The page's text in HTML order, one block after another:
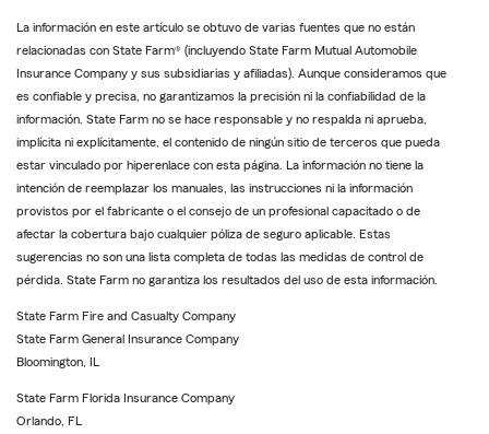
La información en este artículo se obtuvo de varias fuentes que no están
relacionadas con State Farm® (incluyendo State Farm Mutual Automobile
Insurance Company y sus subsidiarias y afiliadas). Aunque consideramos que
es confiable y precisa, no garantizamos la precisión ni la confiabilidad de la
información. State Farm no se hace responsable y no respalda ni aprueba,
implícita ni explícitamente, el contenido de ningún sitio de terceros que pueda
estar vinculado por hiperenlace con esta página. La información no tiene la
intención de reemplazar los manuales, las instrucciones ni la información
provistos por el fabricante o el consejo de un profesional capacitado o de
afectar la cobertura bajo cualquier póliza de seguro aplicable. Estas
sugerencias no son una lista completa de todas las medidas de control de
pérdida. State Farm no garantiza los resultados del uso de esta información.
State Farm Fire and Casualty Company
State Farm General Insurance Company
Bloomington, IL
State Farm Florida Insurance Company
Orlando, FL